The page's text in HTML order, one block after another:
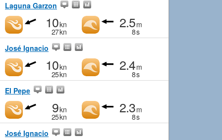
Laguna Garzon
10kn
27kn
2.5m
8s
José Ignacio
10kn
25kn
2.4m
8s
El Pepe
9kn
25kn
2.3m
8s
José Ignacio